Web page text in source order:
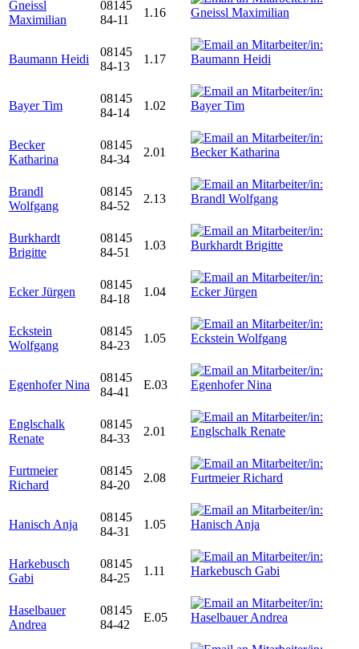
Gneissl
Maximilian
08145
84-11
1.16
Baumann Heidi
08145
84-13
1.17
Bayer Tim
08145
84-14
1.02
Becker
Katharina
08145
84-34
2.01
Brandl
Wolfgang
08145
84-52
2.13
Burkhardt
Brigitte
08145
84-51
1.03
Ecker Jürgen
08145
84-18
1.04
Eckstein
Wolfgang
08145
84-23
1.05
Egenhofer Nina
08145
84-41
E.03
Englschalk
Renate
08145
84-33
2.01
Furtmeier
Richard
08145
84-20
2.08
Hanisch Anja
08145
84-31
1.05
Harkebusch
Gabi
08145
84-25
1.11
Haselbauer
Andrea
08145
84-42
E.05